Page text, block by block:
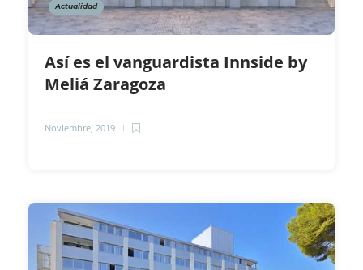
Actualidad
Así es el vanguardista Innside by
Meliá Zaragoza
Noviembre, 2019